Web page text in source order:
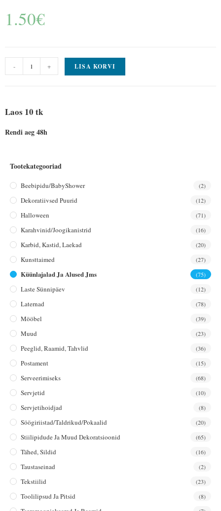
1.50€
- + LISA KORVI
Laos 10 tk
Rendi aeg 48h
Tootekategooriad
Beebipidu/BabyShower (2)
Dekoratiivsed Puurid (12)
Halloween (71)
Karahvinid/joogikanistrid (16)
Karbid, Kastid, Laekad (20)
Kunsttaimed (27)
Küünlajalad Ja Alused Jms (75)
Laste Sünnipäev (12)
Laternad (78)
Mööbel (39)
Muud (23)
Peeglid, Raamid, Tahvlid (36)
Postament (15)
Serveerimiseks (68)
Servjetid (10)
Servjetihoidjad (8)
Söögiriistad/taldrikud/pokaalid (20)
Stiilipidude Ja Muud Dekoratsioonid (65)
Tähed, Sildid (16)
Taustaseinad (2)
Tekstiilid (23)
Toolilipsud Ja Pitsid (8)